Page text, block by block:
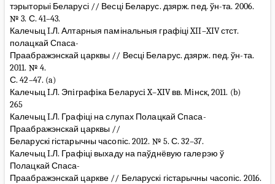
тэрыторыі Беларусі // Весці Беларус. дзярж. пед. ўн-та. 2006.
№ 3. С. 41–43.
Калечыц I.Л. Алтарныя памінальныя графіці XII–XIV стст.
полацкай Спаса-
Праабражэнскай царквы // Весці Беларус. дзярж. пед. ўн-та.
2011. № 4.
С. 42–47. (a)
Калечыц I.Л. Эпiграфiка Беларусi X–XIV вв. Мiнск, 2011. (b)
265
Калечыц I.Л. Графіці на слупах Полацкай Спаса-
Праабражэнскай царквы //
Беларускі гістарычны часопіс. 2012. № 5. С. 32–37.
Калечыц I.Л. Графіці выхаду на паўднёвую галерэю ў
Полацкай Спаса-
Праабражэнскай царкве // Беларускі гістарычны часопіс. 2016.